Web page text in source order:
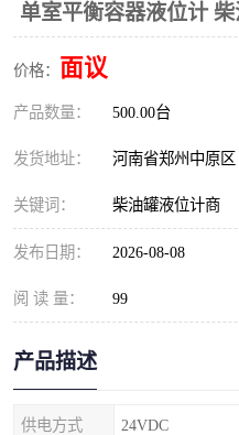
单室平衡容器液位计
价格： 面议
产品数量： 500.00台
发货地址： 河南省郑州中原区
关键词： 柴油罐液位计商
发布日期： 2026-08-08
阅 读 量： 99
产品描述
供电方式 24VDC